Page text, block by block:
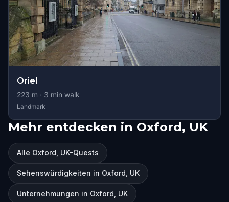
Oriel
223 m · 3 min walk
Landmark
Mehr entdecken in Oxford, UK
Alle Oxford, UK-Quests
Sehenswürdigkeiten in Oxford, UK
Unternehmungen in Oxford, UK